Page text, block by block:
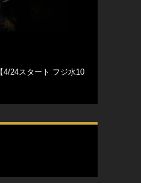
4/24スタート フジ水10